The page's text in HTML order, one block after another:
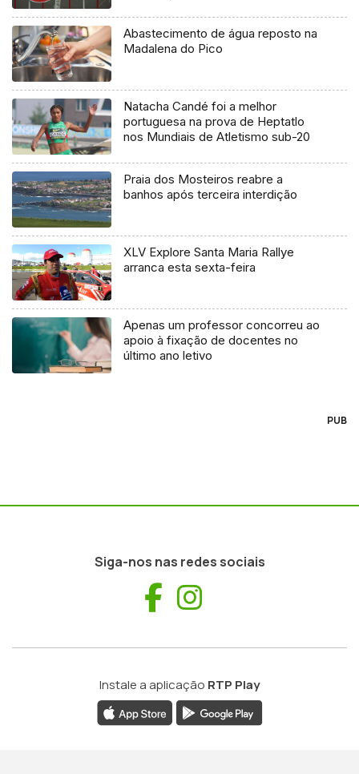
Abastecimento de água reposto na
Madalena do Pico
Natacha Candé foi a melhor
portuguesa na prova de Heptatlo
nos Mundiais de Atletismo sub-20
Praia dos Mosteiros reabre a
banhos após terceira interdição
XLV Explore Santa Maria Rallye
arranca esta sexta-feira
Apenas um professor concorreu ao
apoio à fixação de docentes no
último ano letivo
PUB
Siga-nos nas redes sociais
Facebook
Instale a aplicação RTP Play